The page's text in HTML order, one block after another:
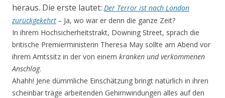
heraus. Die erste lautet: Der Terror ist nach London
zurückgekehrt – Ja, wo war er denn die ganze Zeit?
In ihrem Hochsicherheitstrakt, Downing Street, sprach die
britische Premierministerin Theresa May sollte am Abend vor
ihrem Amtssitz in der von einem kranken und verkommenen
Anschlag.
Ahahh! Jene dümmliche Einschätzung bringt natürlich in ihren
scheinbar träge arbeitenden Gehirnwindungen alles auf den